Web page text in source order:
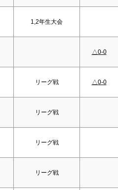
1,2年生大会
△0-0
リーグ戦 △0-0
リーグ戦
リーグ戦
リーグ戦